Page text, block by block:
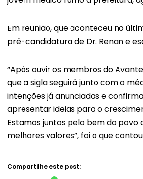
Em reunião, que aconteceu no
pré-candidatura de Dr. Renan e
“Após ouvir os membros do
que a sigla seguirá junto com o
intenções já anunciadas e
apresentar ideias para o
Estamos juntos pelo bem do
melhores valores”, foi o que
Compartilhe este post: